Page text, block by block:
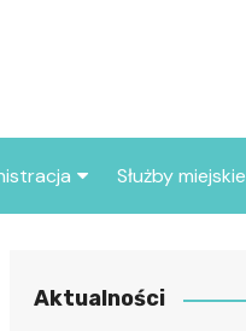
Służby miejskie
Policja
Aktualności